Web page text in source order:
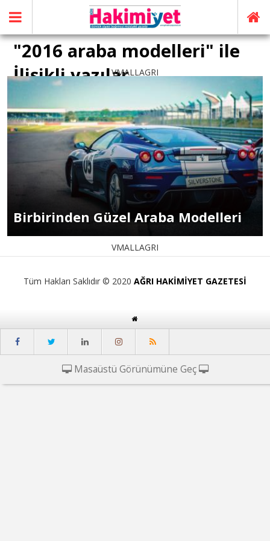
"2016 araba modelleri" ile
İlişikli yazılarVMALLAGRI
Birbirinden Güzel Araba Modelleri
VMALLAGRI
Tüm Hakları Saklıdır © 2020 AĞRI HAKİMİYET GAZETESİ
Masaüstü Görünümüne Geç